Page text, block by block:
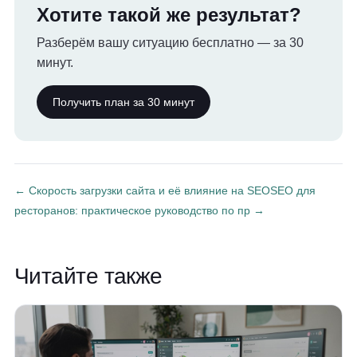
Хотите такой же результат?
Разберём вашу ситуацию бесплатно — за 30
минут.
Получить план за 30 минут
← Скорость загрузки сайта и её влияние на SEOSEO для
ресторанов: практическое руководство по пр →
Читайте также